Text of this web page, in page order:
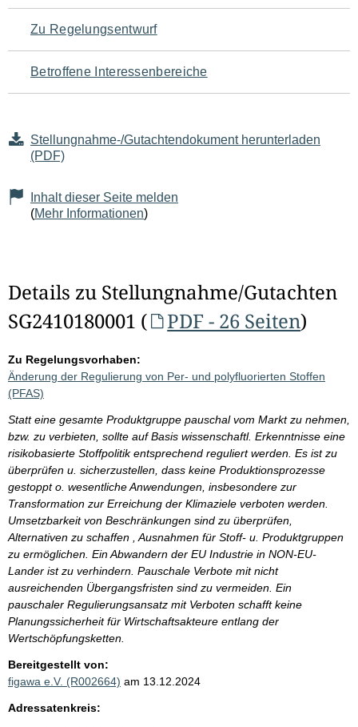
für
den
Seiteninhalt
Zu Regelungsentwurf
Betroffene Interessenbereiche
Stellungnahme-/Gutachtendokument herunterladen
(PDF)
Inhalt dieser Seite melden
(Mehr Informationen)
Details zu Stellungnahme/Gutachten
SG2410180001 (
PDF - 26 Seiten)
Zu Regelungsvorhaben:
Änderung der Regulierung von Per- und polyfluorierten Stoffen
(PFAS)
Statt eine gesamte Produktgruppe pauschal vom Markt zu nehmen,
bzw. zu verbieten, sollte auf Basis wissenschaftl. Erkenntnisse eine
risikobasierte Stoffpolitik entsprechend reguliert werden. Es ist zu
überprüfen u. sicherzustellen, dass keine Produktionsprozesse
gestoppt o. wesentliche Anwendungen, insbesondere zur
Transformation zur Erreichung der Klimaziele verboten werden.
Umsetzbarkeit von Beschränkungen sind zu überprüfen,
Alternativen zu schaffen , Ausnahmen für Stoff- u. Produktgruppen
zu ermöglichen. Ein Abwandern der EU Industrie in NON-EU-
Lander ist zu verhindern. Pauschale Verbote mit nicht
ausreichenden Übergangsfristen sind zu vermeiden. Ein
pauschaler Regulierungsansatz mit Verboten schafft keine
Planungssicherheit für Wirtschaftsakteure entlang der
Wertschöpfungsketten.
Bereitgestellt von:
figawa e.V. (R002664) am 13.12.2024
Adressatenkreis: